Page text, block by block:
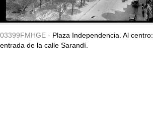
03399FMHGE - Plaza Independencia. Al centro:
entrada de la calle Sarandí.